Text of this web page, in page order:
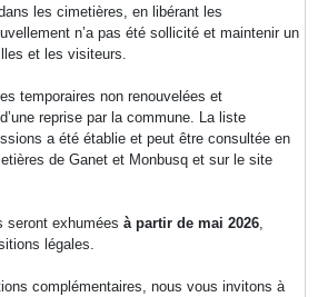
les cimetières, en libérant les
n’a pas été sollicité et maintenir un
et les visiteurs.
temporaires non renouvelées et
reprise par la commune. La liste
a été établie et peut être consultée en
de Ganet et Monbusq et sur le site
seront exhumées à partir de mai 2026
légales.
complémentaires, nous vous invitons à